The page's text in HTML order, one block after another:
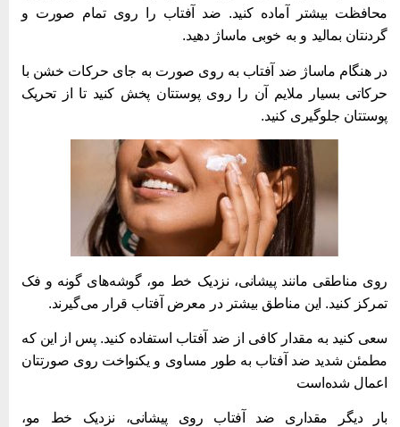
بیشتر آماده کنید. ضد آفتاب را روی تمام صورت و
بمالید و به خوبی ماساژ دهید.
هنگام ماساژ ضد آفتاب به روی صورت به جای حرکات خشن با
بسیار ملایم آن را روی پوستتان پخش کنید تا از تحریک
جلوگیری کنید.
مناطقی مانند پیشانی، نزدیک خط مو، گوشه‌های گونه و فک
کنید. این مناطق بیشتر در معرض آفتاب قرار می‌گیرند.
کنید به مقدار کافی از ضد آفتاب استفاده کنید. پس از این که
شدید ضد آفتاب به طور مساوی و یکنواخت روی صورتتان
شده‌است
دیگر مقداری ضد آفتاب روی پیشانی، نزدیک خط مو،